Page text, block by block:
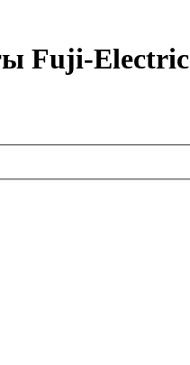
Fuji-Electric